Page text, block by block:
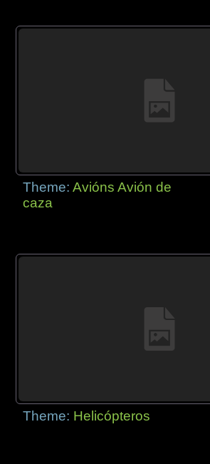
Theme:Avións Avión de
caza
Theme: Helicópteros